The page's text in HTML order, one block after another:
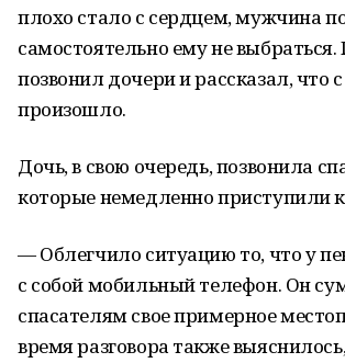
плохо стало с сердцем, мужчина
самостоятельно ему не выбраться.
позвонил дочери и рассказал, что
произошло.
Дочь, в свою очередь, позвонила
которые немедленно приступили
— Облегчило ситуацию то, что у
с собой мобильный телефон. Он
спасателям свое примерное
время разговора также